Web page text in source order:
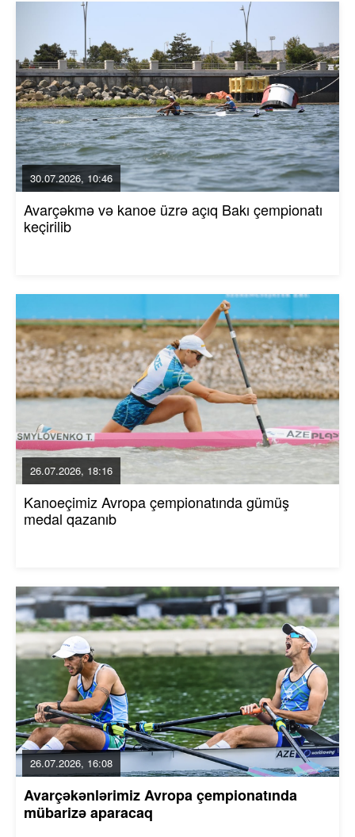
30.07.2026, 10:46
Avarçəkmə və kanoe üzrə açıq Bakı çempionatı
keçirilib
26.07.2026, 18:16
Kanoeçimiz Avropa çempionatında gümüş
medal qazanıb
26.07.2026, 16:08
Avarçəkənlərimiz Avropa çempionatında
mübarizə aparacaq